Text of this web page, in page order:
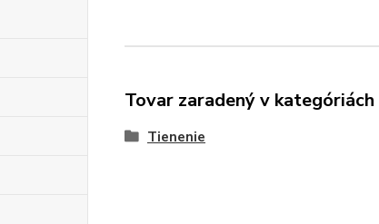
Tovar zaradený v kategóriách
Tienenie